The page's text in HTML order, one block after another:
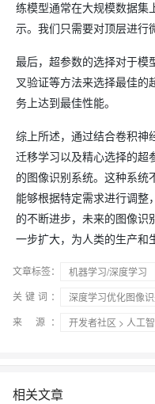
练模型通常在大规模数据集
示。我们只需要对顶层进行
最后，超参数的选择对于模
叉验证等方法来选择最佳的
务上达到最佳性能。
综上所述，通过结合卷积神
迁移学习以及精心选择的超
的图像识别系统。这种系统
能够根据特定需求进行调整
的不断进步，未来的图像识
一步扩大，为人类的生产和
文章标签： 机器学习/深度学习
关键词：
深度学习优化图像
来 源：
开发者社区 > 人工
相关文章